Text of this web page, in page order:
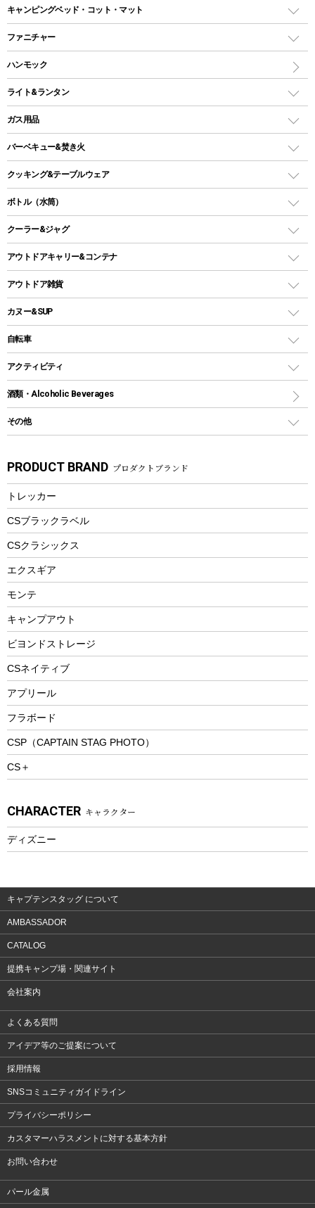
ツールームテント
ワンポールテント
シェルターテント
ロッジ型・オリジナルテント
タープ
スクエアタープ（レクタタープ）
メッシュタープ
自立式タープ
パラソル
テントアクセサリー
ペグ
グランドシート
ガイドロープ
ツール
レクタングラー型（封筒型）シュラフ
インナーシュラフ
キャンピングベッド・コット・マット
キャンピングベッド・コット
インフレータブルマット
ファニチャー
アウトドアテーブル
レジャーシート
ハンモック
ライト&ランタン
LEDランタン
ガスランタン
オイルランタン
LEDライト
ヘッドライト
キャンドル
ガス用品
ガスバーナー
ガス缶
ガストーチ、ライター
バーベキュー&焚き火
バーベキューコンロ、グリル
焚き火台タイプ（ロースタイル）グリル
卓上タイプグリル
パーティータイプグリル
鉄板、アミ
焚き火台&ストーブ
火起こし
バーベキューツール
クッキング&テーブルウェア
ダッチオーブン
ホットサンドメーカー
クッカーセット
シェラカップ
クッキングツール
ナイフ
カトラリー
マグカップ、カップ
ステンレスボトル
フードボトル
トレー
ランチョンマット
ランチボックス
ボトル（水筒）
ステンレスボトル
コップ付きタイプ
ワンタッチタイプ
プラスチックボトル
ディズニーボトル
クーラー&ジャグ
クーラーボックス
クーラーバッグ
ウォータージャグ
保冷剤
アウトドアキャリー&コンテナ
アウトドアキャリー
アウトドア雑貨
バックパック&バッグ
リュック、バックパック
トートバッグ、サコッシュ
ショッピングキャリー
その他アウトドア雑貨
スプレー関係
ツール、他
カヌー&SUP
インフレータブル
カヤック
パドル
ヘルメット
エアーポンプ
アクセサリー
自転車
折りたたみ自転車
スポーツサイクル
シティサイクル
自転車ウェア
アクティビティ
マリン
ラッシュガード
パラソル
フローティングベスト
ヘルメット
エアーポンプ
ビーチテント
ウィンター
スノーシュー
防寒ウェア
トレッキング
トレッキングアクセサリー
プレイグッズ
ウェルネス
ウェア、タオル
ウェア
酒類・Alcoholic Beverages
その他
湯たんぽ
防災用品
PRODUCT BRAND プロダクトブランド
トレッカー
CSブラックラベル
CSクラシックス
エクスギア
モンテ
キャンプアウト
ビヨンドストレージ
CSネイティブ
アプリール
フラボード
CSP（CAPTAIN STAG PHOTO）
CS＋
CHARACTER キャラクター
ディズニー
キャプテンスタッグ について
AMBASSADOR
CATALOG
提携キャンプ場・関連サイト
会社案内
よくある質問
アイデア等のご提案について
採用情報
SNSコミュニティガイドライン
プライバシーポリシー
カスタマーハラスメントに対する基本方針
お問い合わせ
パール金属